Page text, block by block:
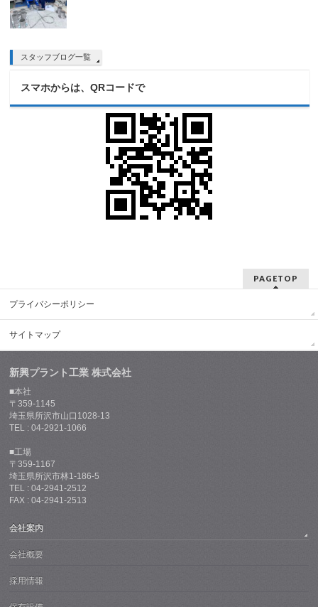
スタッフブログ一覧
スマホからは、QRコードで
PAGETOP
プライバシーポリシー
サイトマップ
新興プラント工業 株式会社
■本社
〒359-1145
埼玉県所沢市山口1028-13
TEL : 04-2921-1066
■工場
〒359-1167
埼玉県所沢市林1-186-5
TEL : 04-2941-2512
FAX : 04-2941-2513
会社案内
会社概要
採用情報